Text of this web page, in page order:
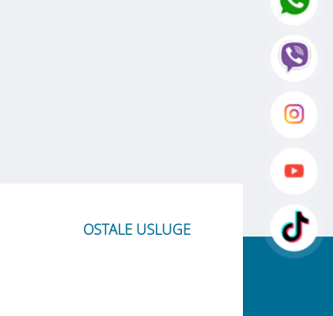
OSTALE USLUGE